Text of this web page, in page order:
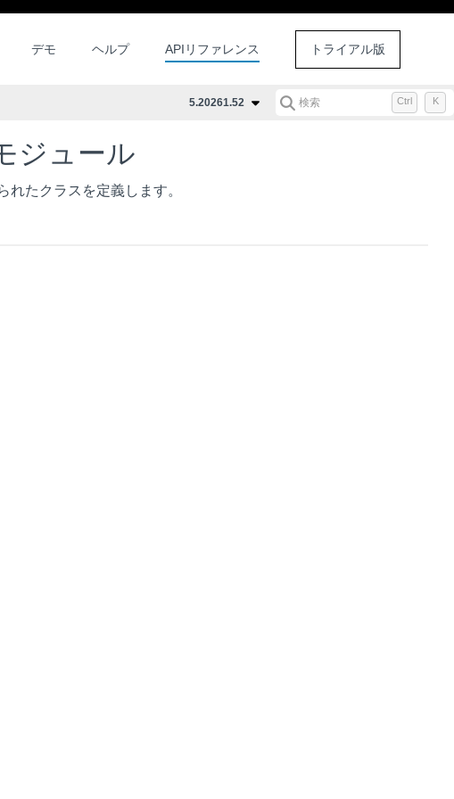
デモ ヘルプ APIリファレンス トライアル版
5.20261.52 検索 Ctrl K
ジュール
れたクラスを定義します。